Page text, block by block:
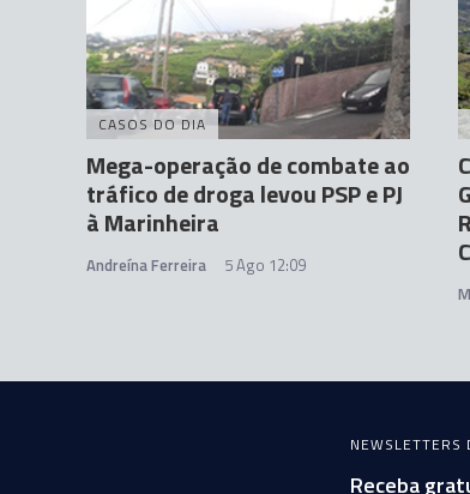
CASOS DO DIA
Mega-operação de combate ao
tráfico de droga levou PSP e PJ
à Marinheira
Andreína Ferreira 5 Ago 12:09
NEWSLETTERS
Receba